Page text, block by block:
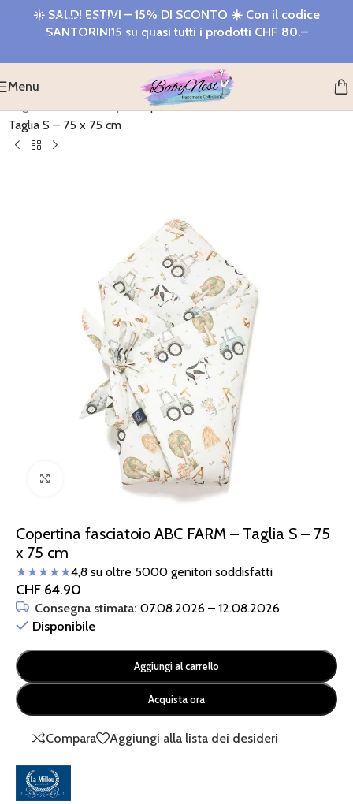
Salta alla navigazione
Salta al contenuto principale
☀️ SALDI ESTIVI – 15% DI SCONTO ☀️ Con il codice
SANTORINI15 su quasi tutti i prodotti CHF 80.–
Menu
Copertina fasciatoio ABC FARM –
Taglia S – 75 x 75 cm
Clicca per ingrandire
Copertina fasciatoio ABC FARM – Taglia S – 75
x 75 cm
★★★★★4,8 su oltre 5000 genitori soddisfatti
CHF 64.90
Consegna stimata: 07.08.2026 – 12.08.2026
Disponibile
Aggiungi al carrello
Acquista ora
Compara Aggiungi alla lista dei desideri